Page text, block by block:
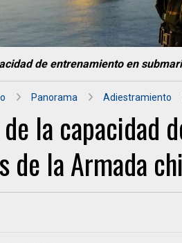
de entrenamiento en
Panorama Adiestramiento
la capacidad
de la Armada